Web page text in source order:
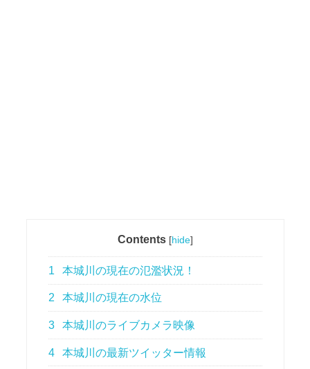
Contents [hide]
1 本城川の現在の氾濫状況！
2 本城川の現在の水位
3 本城川のライブカメラ映像
4 本城川の最新ツイッター情報